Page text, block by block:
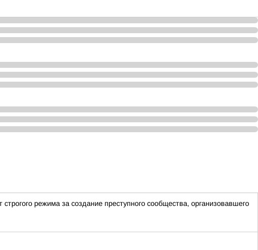
режима за создание преступного сообщества, организовавшего